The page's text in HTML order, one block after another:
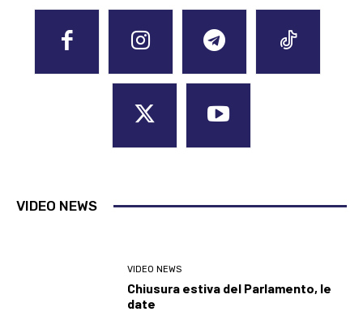
VIDEO NEWS
VIDEO NEWS
Chiusura estiva del Parlamento, le
date